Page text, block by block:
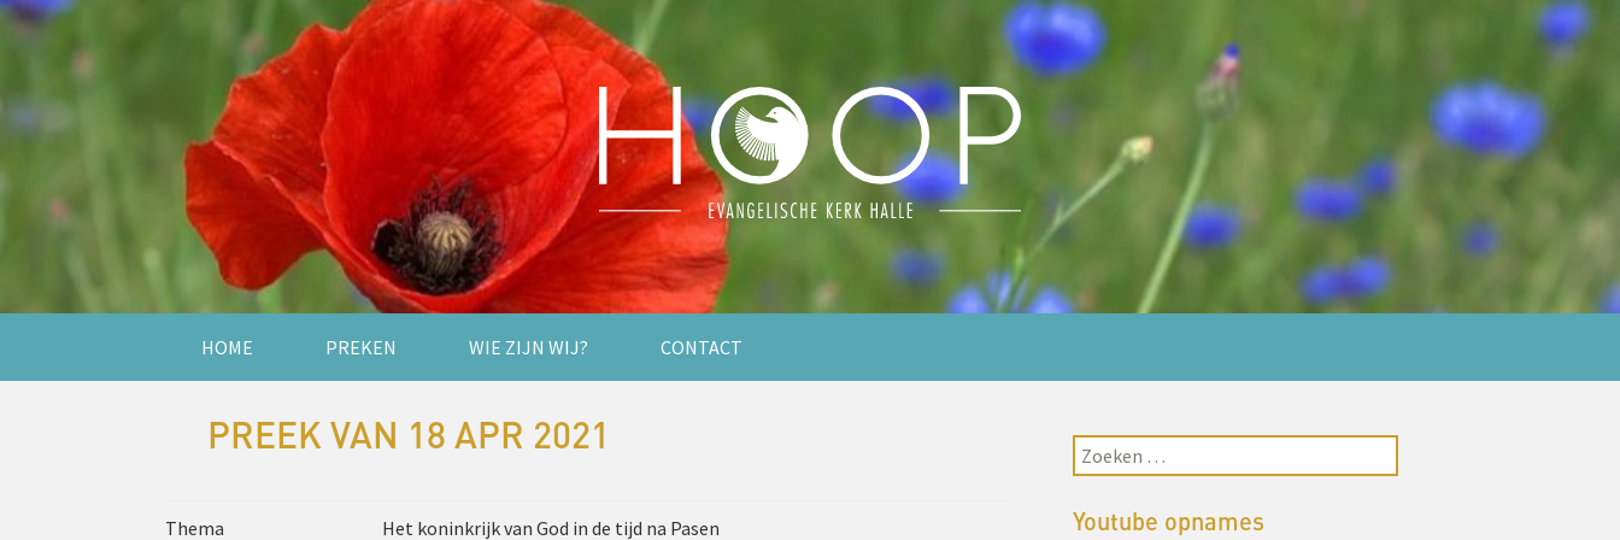
HOME PREKEN WIE ZIJN WIJ? CONTACT
PREEK VAN 18 APR 2021
Thema Het koninkrijk van God in de tijd na Pasen Youtube opnames